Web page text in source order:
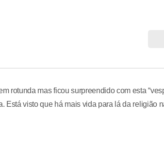
rotunda mas ficou surpreendido com esta
Está visto que há mais vida para lá da religião